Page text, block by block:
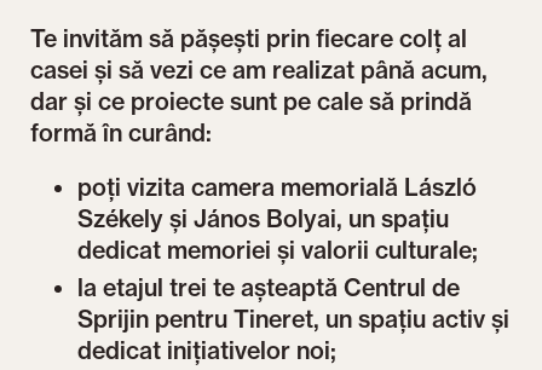
Te invităm să pășești prin fiecare colț al
casei și să vezi ce am realizat până acum,
dar și ce proiecte sunt pe cale să prindă
formă în curând:
poți vizita camera memorială László
Székely și János Bolyai, un spațiu
dedicat memoriei și valorii culturale;
la etajul trei te așteaptă Centrul de
Sprijin pentru Tineret, un spațiu activ și
dedicat inițiativelor noi;